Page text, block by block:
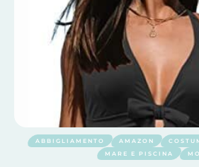
ABBIGLIAMENTO AMAZON
MARE E PISCINA